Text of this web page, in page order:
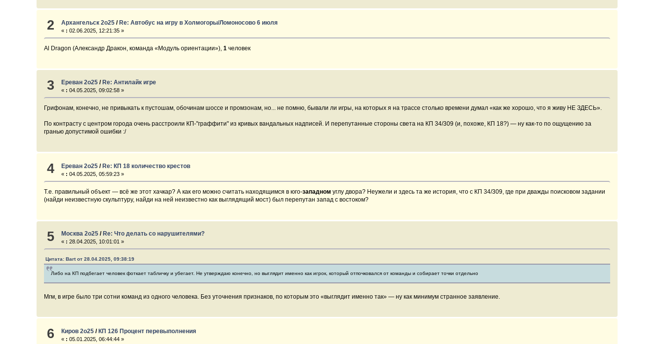
2 Архангельск 2о25/Re: Автобус на игру в Холмогоры/Ломоносово 6 июля
« : 02.06.2025, 12:21:35 »
Al Dragon (Александр Дракон, команда «Модуль ориентации»),1 человек
3 Ереван 2о25/ Re: Антилайк игре
« : 04.05.2025, 09:02:58 »
Грифонам, конечно, не привыкать к пустошам, обочинам шоссе и промзонам, но... не помню, бывали ли игры, на которых я на трассе столько времени думал «как же хорошо, что я живу НЕ ЗДЕСЬ».
По контрасту с центром города очень расстроили КП-"граффити" из кривых вандальных надписей. И перепутанные стороны света на КП 34/309 (и, похоже, КП 18?) — ну как-то по ощущению за
гранью допустимой ошибки :/
4 Ереван 2о25/Re: КП 18 количество крестов
« : 04.05.2025, 05:59:23 »
Т.е. правильный объект — всё же этот хачкар? А как его можно считать находящимся в юго-западном углу двора? Неужели и здесь та же история, что с КП 34/309, где при дважды поисковом задании
(найди неизвестную скульптуру, найди на ней неизвестно как выглядящий мост) был перепутан запад с востоком?
5 Москва 2о25/ Re: Что делать со нарушителями?
« : 28.04.2025, 10:01:01 »
Цитата: Bart от 28.04.2025, 09:38:19
Либо на КП подбегает человек фоткает табличку и убегает. Не утверждаю конечно, но выглядит именно как игрок, который отпочковался от команды и собирает точки отдельно
Мгм, в игре было три сотни команд из одного человека. Без уточнения признаков, по которым это «выглядит именно так» — ну как минимум странное заявление.
6 Киров 2о25/КП 126 Процент перевыполнения
« : 05.01.2025, 06:44:44 »